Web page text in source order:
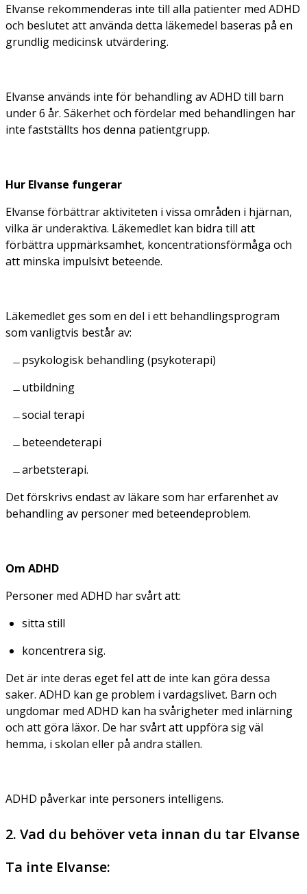
Elvanse rekommenderas inte till alla patienter med ADHD
och beslutet att använda detta läkemedel baseras på en
grundlig medicinsk utvärdering.
Elvanse används inte för behandling av ADHD till barn
under 6 år. Säkerhet och fördelar med behandlingen har
inte fastställts hos denna patientgrupp.
Hur Elvanse fungerar
Elvanse förbättrar aktiviteten i vissa områden i hjärnan,
vilka är underaktiva. Läkemedlet kan bidra till att
förbättra uppmärksamhet, koncentrationsförmåga och
att minska impulsivt beteende.
Läkemedlet ges som en del i ett behandlingsprogram
som vanligtvis består av:
psykologisk behandling (psykoterapi)
utbildning
social terapi
beteendeterapi
arbetsterapi.
Det förskrivs endast av läkare som har erfarenhet av
behandling av personer med beteendeproblem.
Om ADHD
Personer med ADHD har svårt att:
sitta still
koncentrera sig.
Det är inte deras eget fel att de inte kan göra dessa
saker. ADHD kan ge problem i vardagslivet. Barn och
ungdomar med ADHD kan ha svårigheter med inlärning
och att göra läxor. De har svårt att uppföra sig väl
hemma, i skolan eller på andra ställen.
ADHD påverkar inte personers intelligens.
2. Vad du behöver veta innan du tar Elvanse
Ta inte Elvanse: